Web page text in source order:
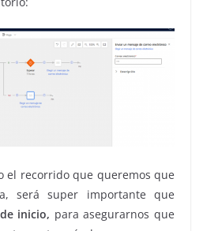
el recorrido que queremos que
será super importante que
inicio, para asegurarnos que